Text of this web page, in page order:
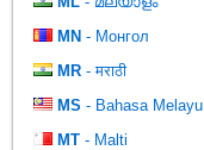
MN - Монгол
MR - मराठी
MS - Bahasa Melayu
MT - Malti